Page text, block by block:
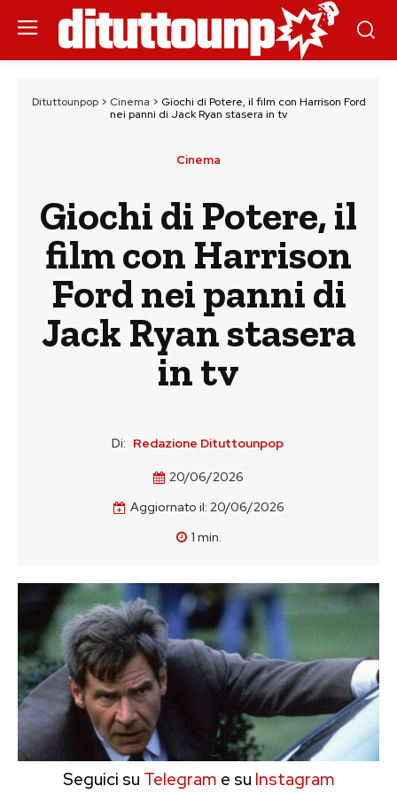
Dituttounpop> Cinema > Giochi di Potere, il film con Harrison Ford
nei panni di Jack Ryan stasera in tv
Cinema
Giochi di Potere, il
film con Harrison
Ford nei panni di
Jack Ryan stasera
in tv
Di: Redazione Dituttounpop
20/06/2026
Aggiornato il: 20/06/2026
1 min.
Seguici su Telegram e su Instagram